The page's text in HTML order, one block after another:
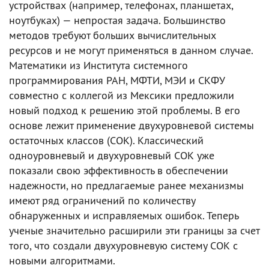
устройствах (например, телефонах, планшетах,
ноутбуках) — непростая задача. Большинство
методов требуют больших вычислительных
ресурсов и не могут применяться в данном случае.
Математики из Института системного
программирования РАН, МФТИ, МЭИ и СКФУ
совместно с коллегой из Мексики предложили
новый подход к решению этой проблемы. В его
основе лежит применение двухуровневой системы
остаточных классов (СОК). Классический
одноуровневый и двухуровневый СОК уже
показали свою эффективность в обеспечении
надежности, но предлагаемые ранее механизмы
имеют ряд ограничений по количеству
обнаруженных и исправляемых ошибок. Теперь
ученые значительно расширили эти границы за счет
того, что создали двухуровневую систему СОК с
новыми алгоритмами.